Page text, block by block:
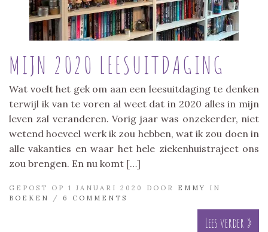
MIJN 2020 LEESUITDAGING
Wat voelt het gek om aan een leesuitdaging te denken
terwijl ik van te voren al weet dat in 2020 alles in mijn
leven zal veranderen. Vorig jaar was onzekerder, niet
wetend hoeveel werk ik zou hebben, wat ik zou doen in
alle vakanties en waar het hele ziekenhuistraject ons
zou brengen. En nu komt […]
GEPOST OP 1 JANUARI 2020 DOOR EMMY
IN
BOEKEN
/ 6 COMMENTS
Lees verder »